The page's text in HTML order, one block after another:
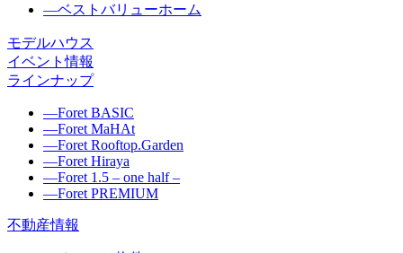
―ベストバリューホーム
モデルハウス
イベント情報
ラインナップ
―Foret BASIC
―Foret MaHAt
―Foret Rooftop.Garden
―Foret Hiraya
―Foret 1.5 – one half –
―Foret PREMIUM
不動産情報